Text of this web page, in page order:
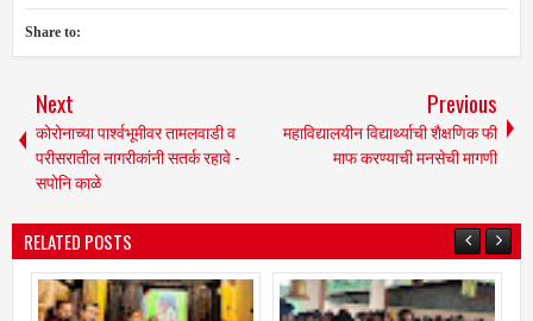
Share to:
Next
कोरोनाच्या पार्श्वभूमीवर तामलवाडी व
परीसरातील नागरीकांनी सतर्क रहावे -
सपोनि काळे
Previous
महाविद्यालयीन विद्यार्थ्याची शैक्षणिक फी
माफ करण्याची मनसेची मागणी
RELATED POSTS